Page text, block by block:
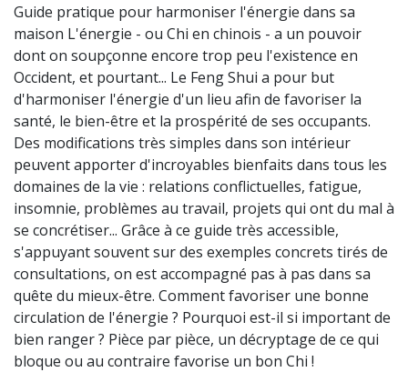
Guide pratique pour harmoniser l'énergie dans sa
maison L'énergie - ou Chi en chinois - a un pouvoir
dont on soupçonne encore trop peu l'existence en
Occident, et pourtant... Le Feng Shui a pour but
d'harmoniser l'énergie d'un lieu afin de favoriser la
santé, le bien-être et la prospérité de ses occupants.
Des modifications très simples dans son intérieur
peuvent apporter d'incroyables bienfaits dans tous les
domaines de la vie : relations conflictuelles, fatigue,
insomnie, problèmes au travail, projets qui ont du mal à
se concrétiser... Grâce à ce guide très accessible,
s'appuyant souvent sur des exemples concrets tirés de
consultations, on est accompagné pas à pas dans sa
quête du mieux-être. Comment favoriser une bonne
circulation de l'énergie ? Pourquoi est-il si important de
bien ranger ? Pièce par pièce, un décryptage de ce qui
bloque ou au contraire favorise un bon Chi !